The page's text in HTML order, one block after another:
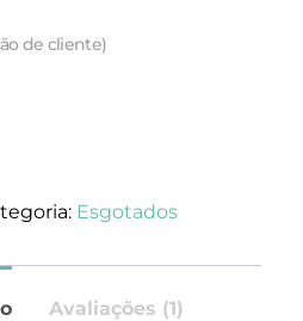
de cliente)
Esgotados
Avaliações (1)